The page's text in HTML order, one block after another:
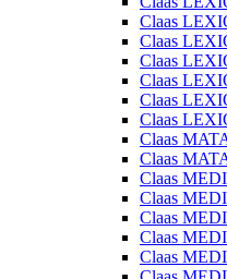
Claas
Claas
Claas
Claas
Claas
Claas
Claas
Claas
Claas
Claas
Claas
Claas
Claas